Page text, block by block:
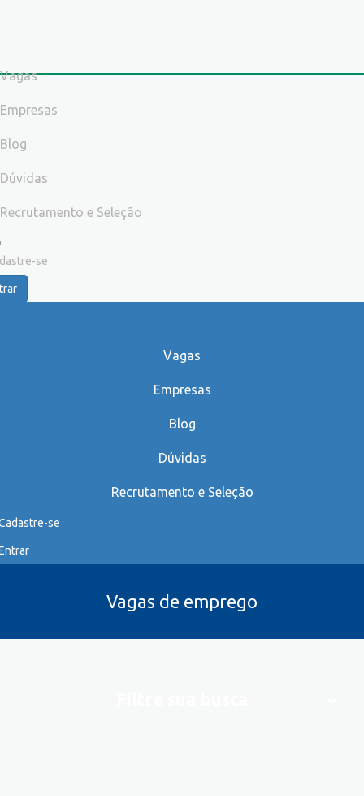
Vagas
Empresas
Blog
Dúvidas
Recrutamento e Seleção
se
Vagas
Empresas
Blog
Dúvidas
Recrutamento e Seleção
se
Vagas de emprego